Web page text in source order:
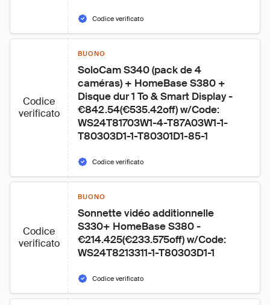
Codice verificato
Codice
verificato
BUONO
SoloCam S340 (pack de 4
caméras) + HomeBase S380 +
Disque dur 1 To & Smart Display -
€842.54(€535.42off) w/Code:
WS24T81703W1-4-T87A03W1-1-
T80303D1-1-T80301D1-85-1
Codice verificato
Codice
verificato
BUONO
Sonnette vidéo additionnelle
S330+ HomeBase S380 -
€214.425(€233.575off) w/Code:
WS24T8213311-1-T80303D1-1
Codice verificato